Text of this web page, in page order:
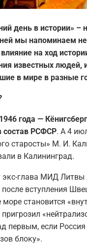
день в истории» –
мы напоминаем
на ход
известных людей,
в мире в разные
года —
состав РСФСР. А 4
старосты» М. И.
в Калининград.
экс-глава МИД
после вступления
море становится
первым, если Россия
блоку».